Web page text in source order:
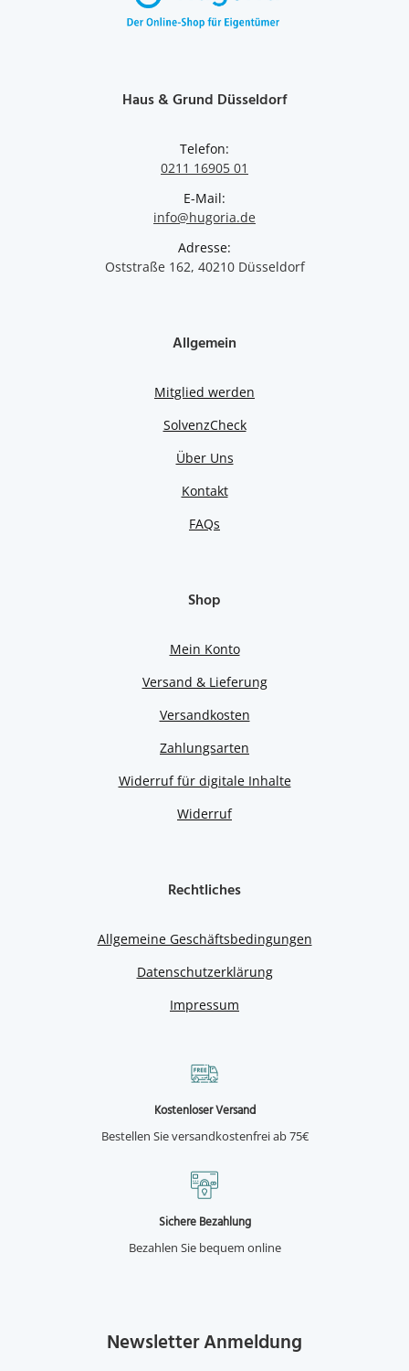
Haus & Grund Düsseldorf
Telefon:
0211 16905 01
E-Mail:
info@hugoria.de
Adresse:
Oststraße 162, 40210 Düsseldorf
Allgemein
Mitglied werden
SolvenzCheck
Über Uns
Kontakt
FAQs
Shop
Mein Konto
Versand & Lieferung
Versandkosten
Zahlungsarten
Widerruf für digitale Inhalte
Widerruf
Rechtliches
Allgemeine Geschäftsbedingungen
Datenschutzerklärung
Impressum
Kostenloser Versand
Bestellen Sie versandkostenfrei ab 75€
Sichere Bezahlung
Bezahlen Sie bequem online
Newsletter Anmeldung